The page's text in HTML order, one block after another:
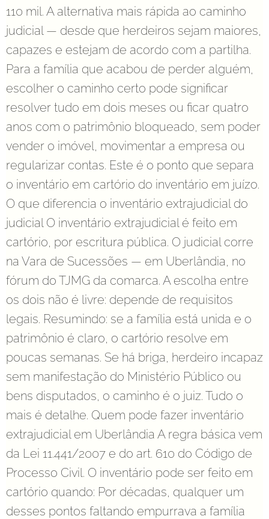
110 mil. A alternativa mais rápida ao caminho
judicial — desde que herdeiros sejam maiores,
capazes e estejam de acordo com a partilha.
Para a família que acabou de perder alguém,
escolher o caminho certo pode significar
resolver tudo em dois meses ou ficar quatro
anos com o patrimônio bloqueado, sem poder
vender o imóvel, movimentar a empresa ou
regularizar contas. Este é o ponto que separa
o inventário em cartório do inventário em juízo.
O que diferencia o inventário extrajudicial do
judicial O inventário extrajudicial é feito em
cartório, por escritura pública. O judicial corre
na Vara de Sucessões — em Uberlândia, no
fórum do TJMG da comarca. A escolha entre
os dois não é livre: depende de requisitos
legais. Resumindo: se a família está unida e o
patrimônio é claro, o cartório resolve em
poucas semanas. Se há briga, herdeiro incapaz
sem manifestação do Ministério Público ou
bens disputados, o caminho é o juiz. Tudo o
mais é detalhe. Quem pode fazer inventário
extrajudicial em Uberlândia A regra básica vem
da Lei 11.441/2007 e do art. 610 do Código de
Processo Civil. O inventário pode ser feito em
cartório quando: Por décadas, qualquer um
desses pontos faltando empurrava a família